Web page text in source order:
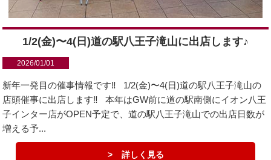
1/2(金)〜4(日)道の駅八王子滝山に出店します♪
2026/01/01
新年一発目の催事情報です‼️ 1/2(金)〜4(日)道の駅八王子滝山の
店頭催事に出店します‼️ 本年はGW前に道の駅南側にイオン八王
子インター店がOPEN予定で、道の駅八王子滝山での出店日数が
増える予...
詳しく見る